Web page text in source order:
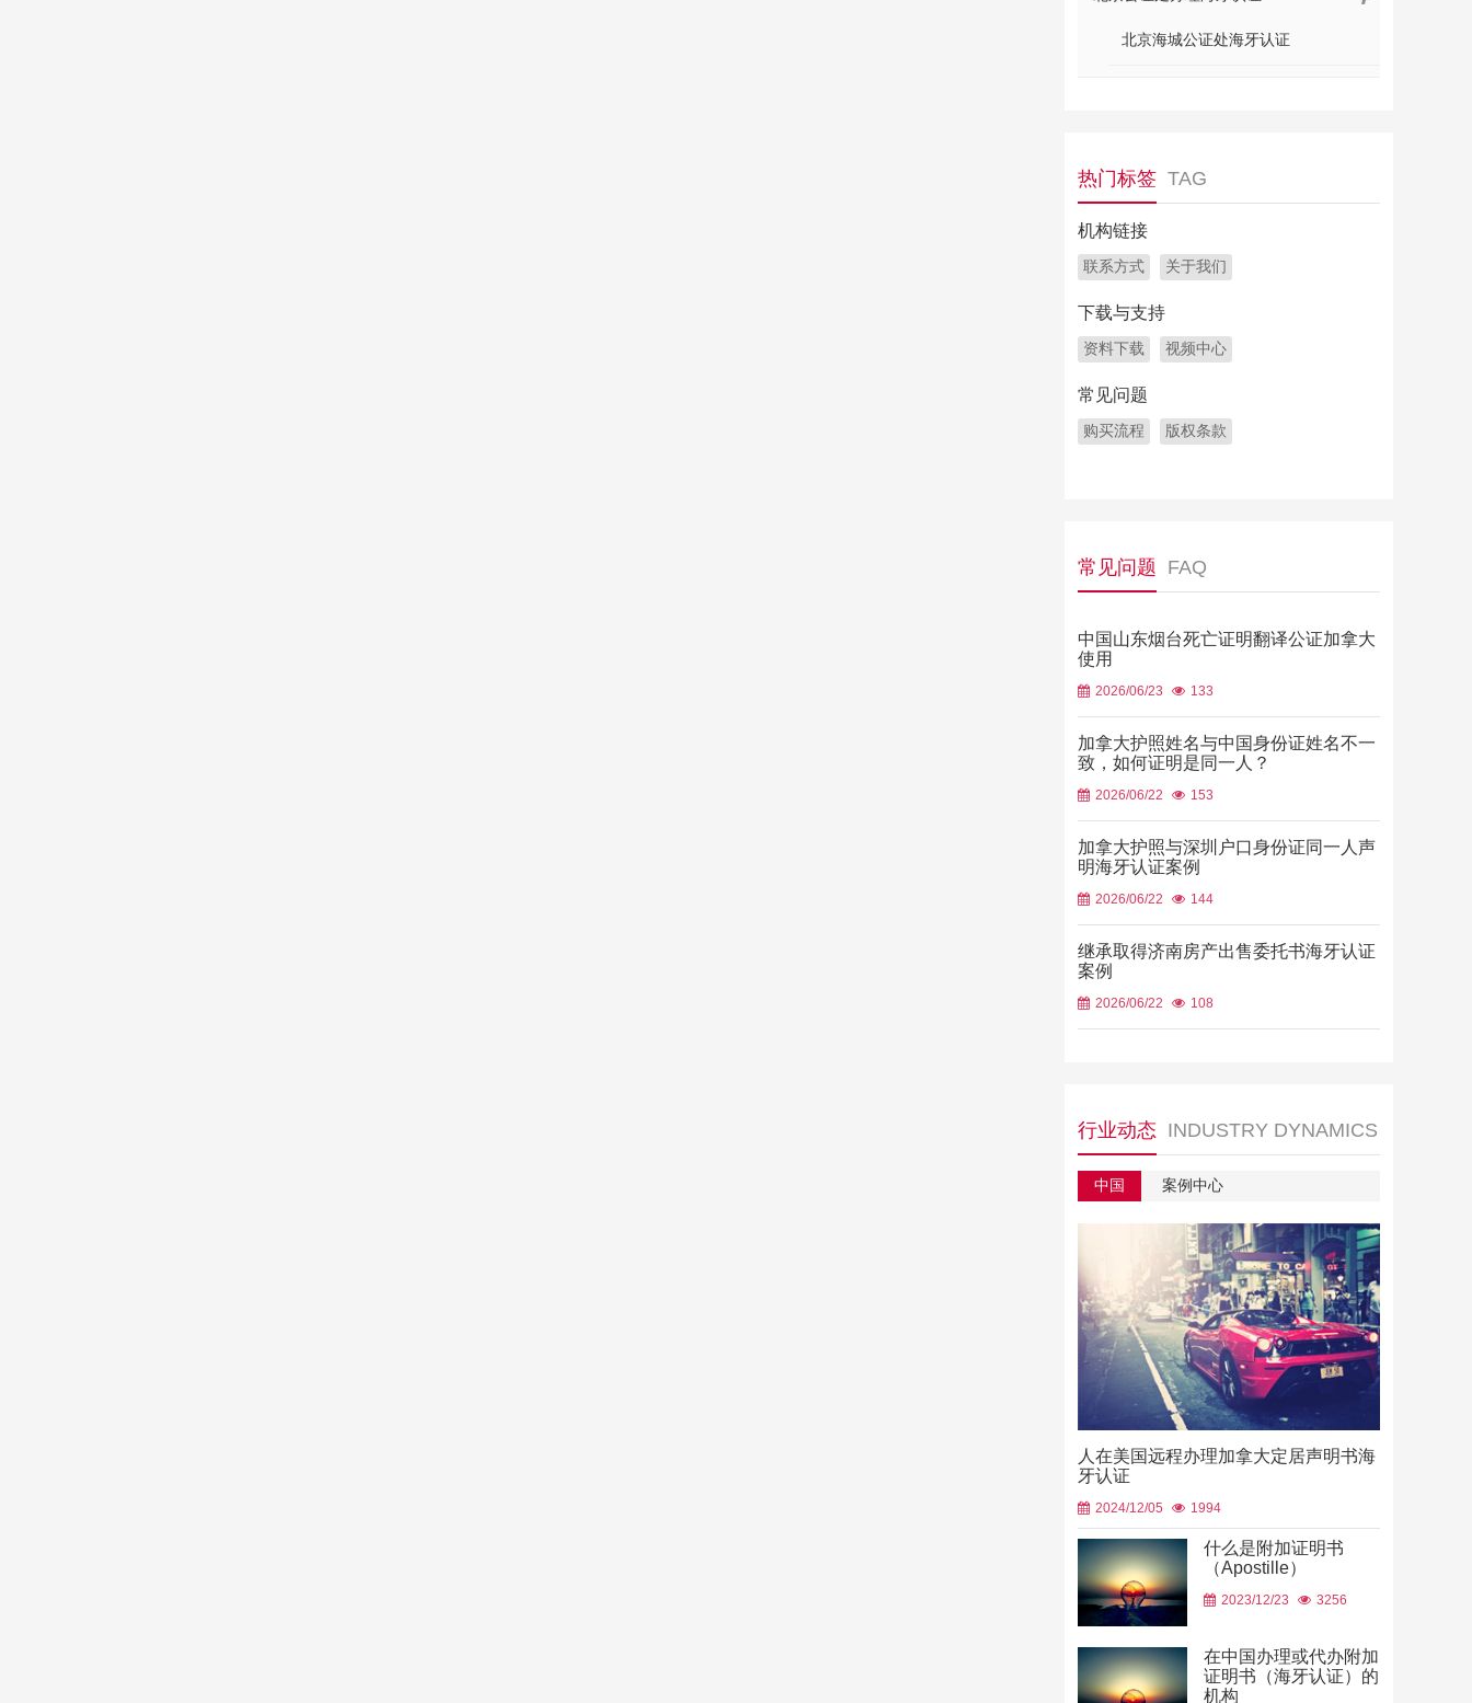
北京海城公证处海牙认证
热门标签 TAG
机构链接
联系方式 关于我们
下载与支持
资料下载 视频中心
常见问题
购买流程 版权条款
常见问题 FAQ
中国山东烟台死亡证明翻译公证加拿大
使用
2026/06/23 133
加拿大护照姓名与中国身份证姓名不一
致，如何证明是同一人？
2026/06/22 153
加拿大护照与深圳户口身份证同一人声
明海牙认证案例
2026/06/22 144
继承取得济南房产出售委托书海牙认证
案例
2026/06/22 108
行业动态 INDUSTRY DYNAMICS
中国 案例中心
人在美国远程办理加拿大定居声明书海
牙认证
2024/12/05 1994
什么是附加证明书
（Apostille）
2023/12/23 3256
在中国办理或代办附加
证明书（海牙认证）的
机构